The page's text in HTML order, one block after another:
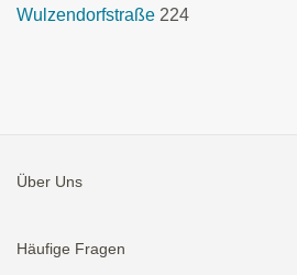
Wulzendorfstraße 224
Über Uns
Häufige Fragen